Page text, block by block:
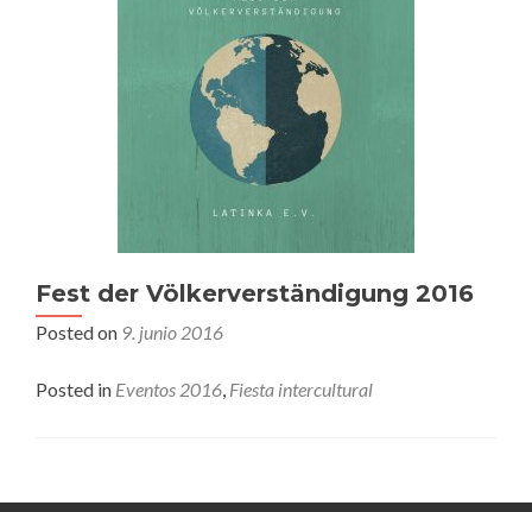
Fest der Völkerverständigung 2016
Posted on 9. junio 2016
Posted in Eventos 2016, Fiesta intercultural
Posts